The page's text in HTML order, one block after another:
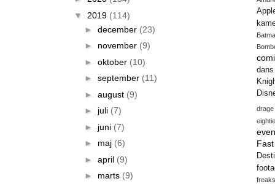
▼ 2019 (114)
► december (23)
► november (9)
► oktober (10)
► september (11)
► august (9)
► juli (7)
► juni (7)
► maj (6)
► april (9)
► marts (9)
dans
drage
freaks